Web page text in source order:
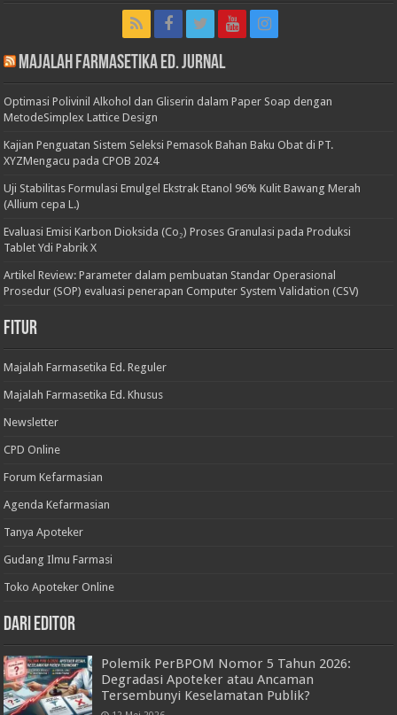
Majalah Farmasetika Ed. Jurnal
Optimasi Polivinil Alkohol dan Gliserin dalam Paper Soap dengan
MetodeSimplex Lattice Design
Kajian Penguatan Sistem Seleksi Pemasok Bahan Baku Obat di PT.
XYZMengacu pada CPOB 2024
Uji Stabilitas Formulasi Emulgel Ekstrak Etanol 96% Kulit Bawang Merah
(Allium cepa L.)
Evaluasi Emisi Karbon Dioksida (Co₂) Proses Granulasi pada Produksi
Tablet Ydi Pabrik X
Artikel Review: Parameter dalam pembuatan Standar Operasional
Prosedur (SOP) evaluasi penerapan Computer System Validation (CSV)
Fitur
Majalah Farmasetika Ed. Reguler
Majalah Farmasetika Ed. Khusus
Newsletter
CPD Online
Forum Kefarmasian
Agenda Kefarmasian
Tanya Apoteker
Gudang Ilmu Farmasi
Toko Apoteker Online
Dari Editor
Polemik PerBPOM Nomor 5 Tahun 2026:
Degradasi Apoteker atau Ancaman
Tersembunyi Keselamatan Publik?